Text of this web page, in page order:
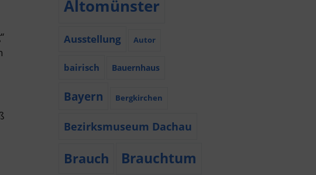
Altomünster
Ausstellung Autor
bairisch Bauernhaus
Bayern Bergkirchen
Bezirksmuseum Dachau
Brauch Brauchtum